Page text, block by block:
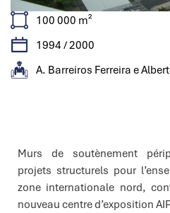
100 000 m²
1994 / 2000
A. Barreiros Ferreira e
Murs de soutènement
projets structurels pour
zone internationale nord,
nouveau centre d’exposition